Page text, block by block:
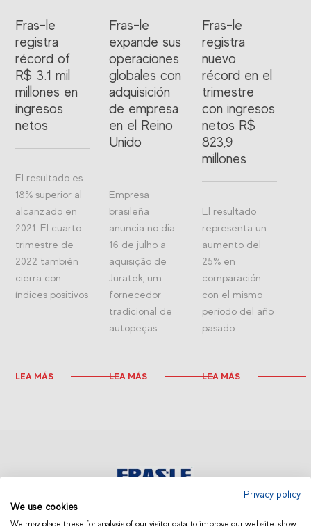
Fras-le
registra
récord of
R$ 3.1 mil
millones en
ingresos
netos
El resultado es
18% superior al
alcanzado en
2021. El cuarto
trimestre de
2022 también
cierra con
índices positivos
LEA MÁS
Fras-le
expande sus
operaciones
globales con
adquisición
de empresa
en el Reino
Unido
Empresa
brasileña
anuncia no dia
16 de julho a
aquisição de
Juratek, um
fornecedor
tradicional de
autopeças
LEA MÁS
Fras-le
registra
nuevo
récord en el
trimestre
con ingresos
netos R$
823,9
millones
El resultado
representa un
aumento del
25% en
comparación
con el mismo
período del año
pasado
LEA MÁS
MEXICO
Privacy policy
We use cookies
We may place these for analysis of our visitor data, to improve our website, show